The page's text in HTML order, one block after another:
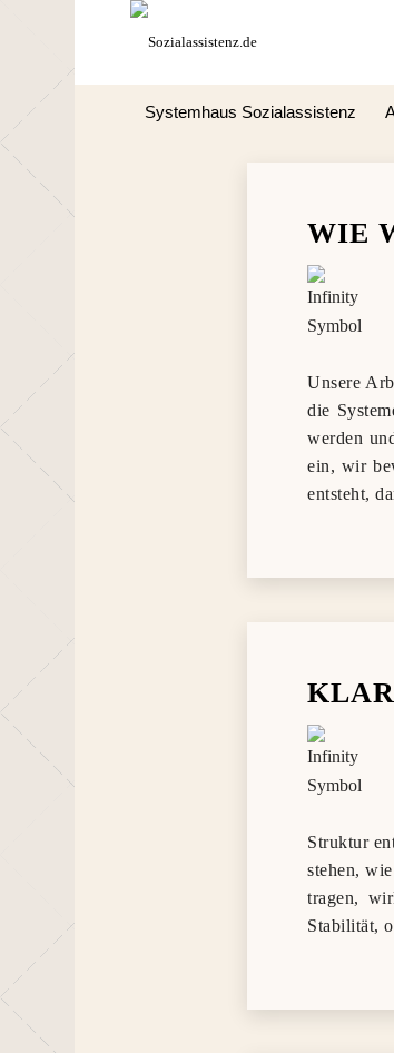
Systemhaus Sozialassistenz
WIE
Unsere
die
werden
ein, wir
entsteht,
Struktur
stehen,
tragen,
Stabilität,